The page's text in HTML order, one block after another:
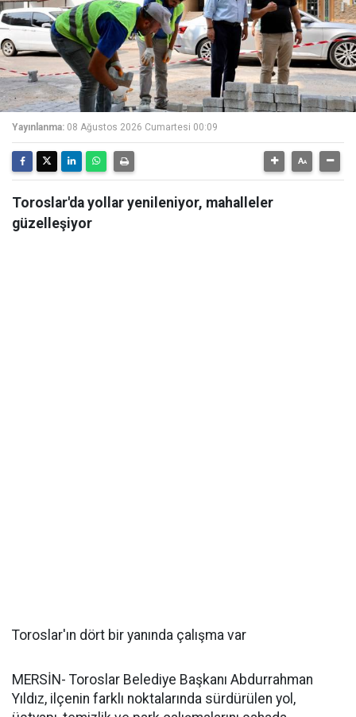
Yayınlanma: 08 Ağustos 2026 Cumartesi 00:09
Toroslar'da yollar yenileniyor, mahalleler
güzelleşiyor
Toroslar'ın dört bir yanında çalışma var
MERSİN- Toroslar Belediye Başkanı Abdurrahman
Yıldız, ilçenin farklı noktalarında sürdürülen yol,